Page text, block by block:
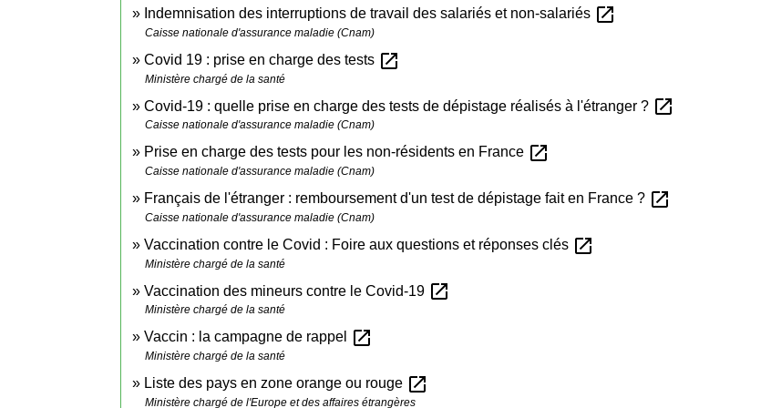
Indemnisation des interruptions de travail des salariés et non-salariés open_in_new
Caisse nationale d'assurance maladie (Cnam)
Covid 19 : prise en charge des tests open_in_new
Ministère chargé de la santé
Covid-19 : quelle prise en charge des tests de dépistage réalisés à l'étranger ? open_in_new
Caisse nationale d'assurance maladie (Cnam)
Prise en charge des tests pour les non-résidents en France open_in_new
Caisse nationale d'assurance maladie (Cnam)
Français de l'étranger : remboursement d'un test de dépistage fait en France ? open_in_new
Caisse nationale d'assurance maladie (Cnam)
Vaccination contre le Covid : Foire aux questions et réponses clés open_in_new
Ministère chargé de la santé
Vaccination des mineurs contre le Covid-19 open_in_new
Ministère chargé de la santé
Vaccin : la campagne de rappel open_in_new
Ministère chargé de la santé
Liste des pays en zone orange ou rouge open_in_new
Ministère chargé de l'Europe et des affaires étrangères